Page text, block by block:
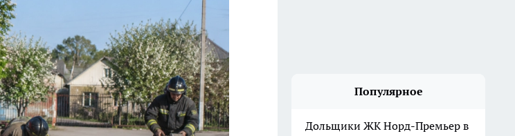
Популярное
Дольщики ЖК Норд-Премьер в